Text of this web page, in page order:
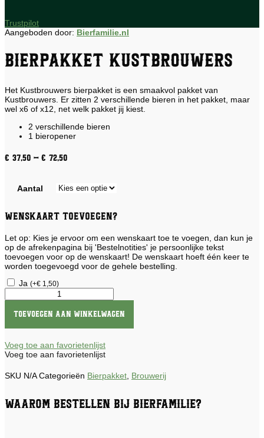
Trustpilot
Aangeboden door: Bierfamilie.nl
Bierpakket Kustbrouwers
Het Kustbrouwers bierpakket is een smaakvol pakket van
Kustbrouwers. Er zitten 2 verschillende bieren in het pakket, maar
wel x6 of x12, net welk pakket jij kiest.
2 verschillende bieren
1 bieropener
€ 37,50 - € 72,50
€ 72,50
Aantal
Wenskaart toevoegen?
Let op: Kies je ervoor om een wenskaart toe te voegen, dan kun je
op de afrekenpagina bij 'Bestelnotities' je persoonlijke tekst
toevoegen voor op de wenskaart! De wenskaart hoeft één keer te
worden toegevoegd voor de gehele bestelling.
Ja (+€ 1,50)
Kustbrouwers
aantal
Toevoegen aan winkelwagen
Voeg toe aan favorietenlijst
Voeg toe aan favorietenlijst
SKU N/ACategorieën Bierpakket, Brouwerij
Waarom bestellen bij Bierfamilie?